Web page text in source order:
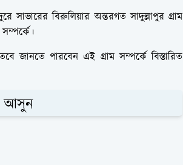
বিরুলিয়ার অন্তরগত সাদুল্লাপুর গ্রাম
পারবেন এই গ্রাম সম্পর্কে বিস্তারিত
আসুন